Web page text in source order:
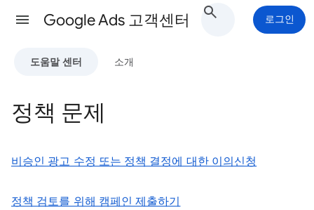
Google Ads 고객센터 로그인
도움말 센터 소개
정책 문제
비승인 광고 수정 또는 정책 결정에 대한 이의신청
정책 검토를 위해 캠페인 제출하기